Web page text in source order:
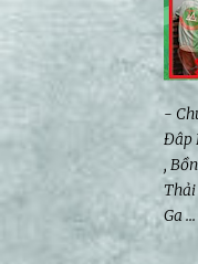
-
Đâp
,
Thải
Ga ...